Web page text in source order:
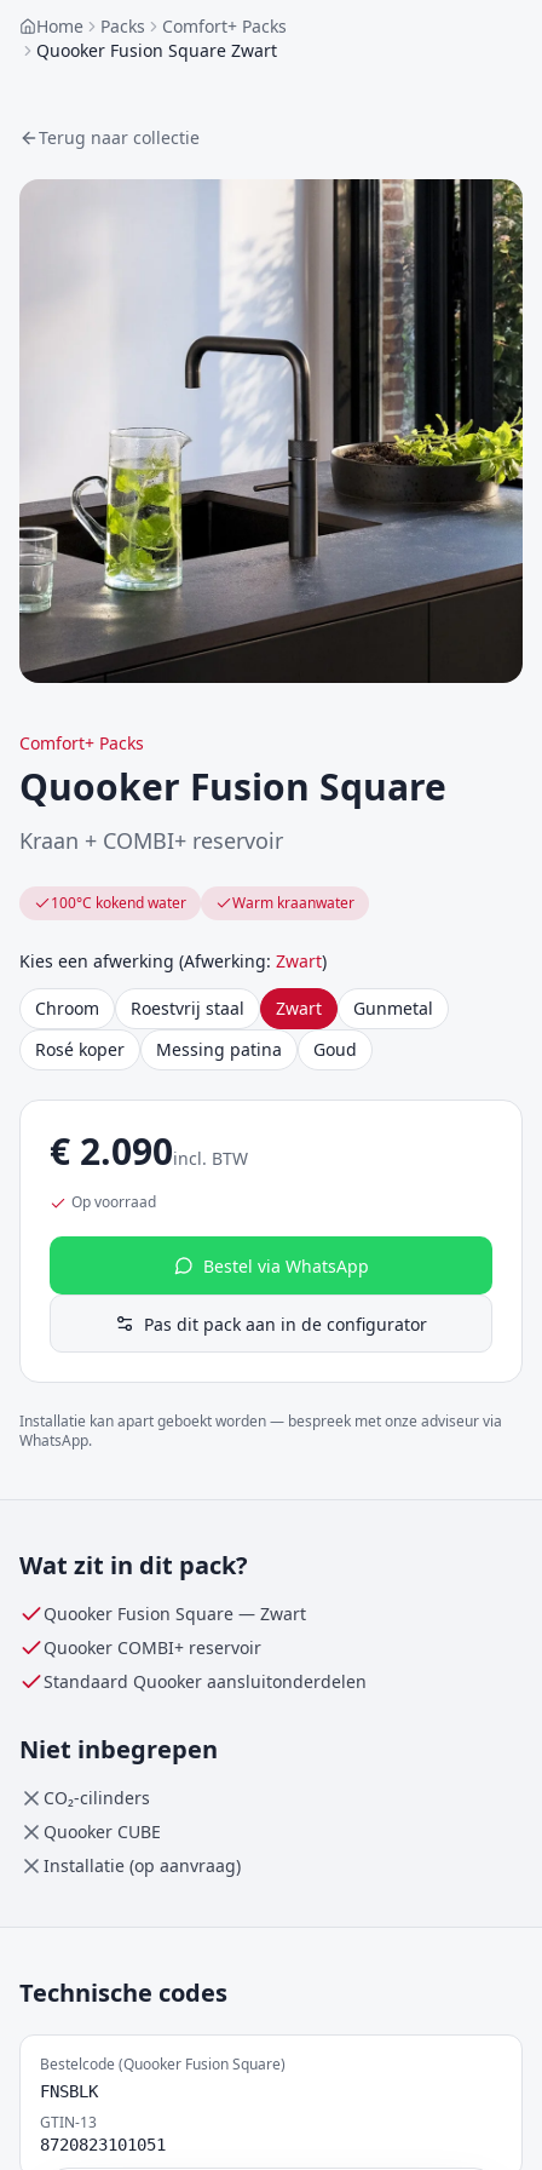
Home Packs
Comfort+ Packs
Quooker Fusion Square Zwart
Terug naar collectie
Comfort+ Packs
Quooker Fusion Square
Kraan + COMBI+ reservoir
100°C kokend water Warm kraanwater
Kies een afwerking (Afwerking: Zwart)
Chroom Roestvrij staal Zwart
Gunmetal
Rosé koper
Messing patina Goud
€ 2.090incl. BTW
Op voorraad
Bestel via WhatsApp
Pas dit pack aan in de configurator
Installatie kan apart geboekt worden — bespreek met onze adviseur via
WhatsApp.
Wat zit in dit pack?
Quooker Fusion Square — Zwart
Quooker COMBI+ reservoir
Standaard Quooker aansluitonderdelen
Niet inbegrepen
CO₂-cilinders
Quooker CUBE
Installatie (op aanvraag)
Technische codes
Bestelcode (Quooker Fusion Square)
FNSBLK
GTIN-13
8720823101051